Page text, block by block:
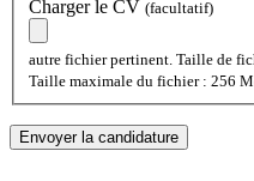
Charger le CV (facultatif)
autre fichier pertinent. Taille de
Taille maximale du fichier : 256